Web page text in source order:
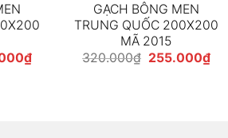
₫Giá
hiện
GẠCH BÔNG MEN
TRUNG QUỐC 200X200
MÃ 2015
320.000₫ Giá
255.000₫Giá
hiện